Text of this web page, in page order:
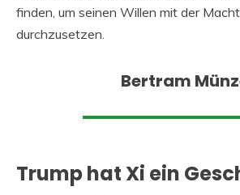
finden, um seinen Willen mit der
durchzusetzen.
Bertram
Trump hat Xi ein